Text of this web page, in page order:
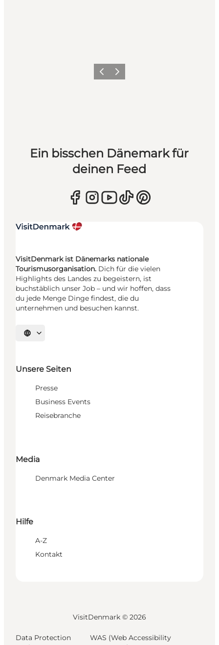
ZurückWeiter
Ein bisschen Dänemark für
deinen Feed
VisitDenmark ist Dänemarks nationale
Tourismusorganisation. Dich für die vielen
Highlights des Landes zu begeistern, ist
buchstäblich unser Job – und wir hoffen, dass
du jede Menge Dinge findest, die du
unternehmen und besuchen kannst.
Sprache auswählen
Unsere Seiten
Presse
Business Events
Reisebranche
Media
Denmark Media Center
Hilfe
A-Z
Kontakt
VisitDenmark © 2026
Data Protection
WAS (Web Accessibility